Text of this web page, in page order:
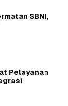
SBNI,
Pelayanan